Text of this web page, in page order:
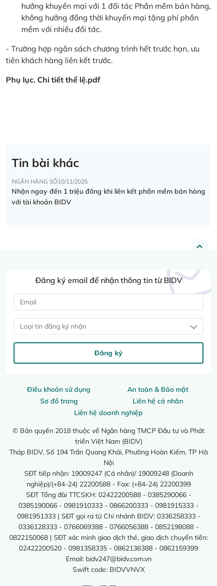
hưởng khuyến mại với 1 đối tác Phần mềm bán hàng,
không hưởng đồng thời khuyến mại tặng phí phần
mềm với nhiều đối tác.
- Trường hợp ngân sách chương trình hết trước hạn, ưu
tiên khách hàng liên kết trước.
Phụ lục. Chi tiết thể lệ.pdf
Tin bài khác
NGÂN HÀNG SỐ10/11/2025
Nhận ngay đến 1 triệu đồng khi liên kết phần mềm bán hàng
với tài khoản BIDV
Điều khoản sử dụng
An toàn & Bảo mật
Sơ đồ trang
Liên hệ cá nhân
Liên hệ doanh nghiệp
© Bản quyền 2018 thuộc về Ngân hàng TMCP Đầu tư và Phát
triển Việt Nam (BIDV)
Tháp BIDV, Số 194 Trần Quang Khải, Phường Hoàn Kiếm, TP Hà
Nội
SĐT tiếp nhận: 19009247 (Cá nhân)/ 19009248 (Doanh
nghiệp)/(+84-24) 22200588 - Fax: (+84-24) 22200399
SĐT Tổng đài TTCSKH: 02422200588 - 0385290066 -
0385190066 - 0981910333 - 0866200333 - 0981915333 -
0981951333 | SĐT gọi ra từ Chi nhánh BIDV: 0336258333 -
0336128333 - 0766069388 - 0766056388 - 0852198088 -
0822150068 | SĐT xác minh giao dịch thẻ, giao dịch chuyển tiền:
02422200520 - 0981358335 - 0862136388 - 0862159399
Email: bidv247@bidv.com.vn
Swift code: BIDVVNVX
Đăng ký email để nhận thông tin từ BIDV
Loại tin đăng ký nhận
Đăng ký